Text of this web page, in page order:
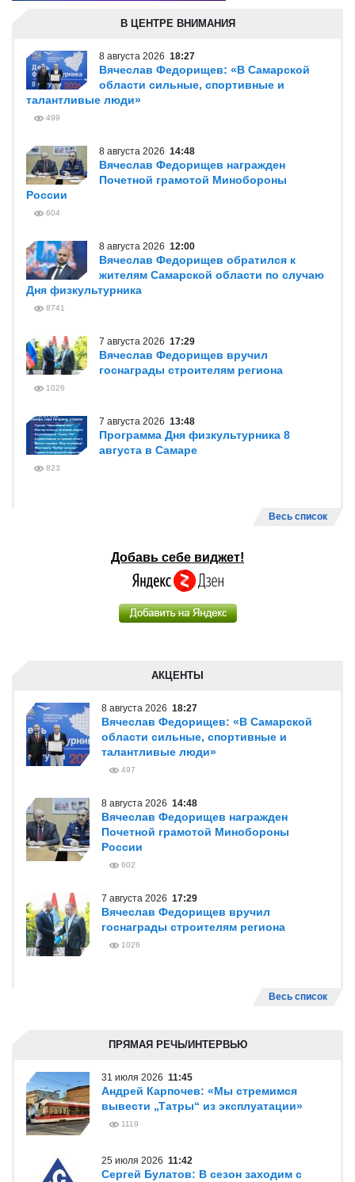
В ЦЕНТРЕ ВНИМАНИЯ
8 августа 2026 18:27
Вячеслав Федорищев: «В Самарской
области сильные, спортивные и
талантливые люди»
499
8 августа 2026 14:48
Вячеслав Федорищев награжден
Почетной грамотой Минобороны
России
604
8 августа 2026 12:00
Вячеслав Федорищев обратился к
жителям Самарской области по случаю
Дня физкультурника
8741
7 августа 2026 17:29
Вячеслав Федорищев вручил
госнаграды строителям региона
1026
7 августа 2026 13:48
Программа Дня физкультурника 8
августа в Самаре
823
Весь список
Добавь себе виджет!
АКЦЕНТЫ
8 августа 2026 18:27
Вячеслав Федорищев: «В Самарской
области сильные, спортивные и
талантливые люди»
497
8 августа 2026 14:48
Вячеслав Федорищев награжден
Почетной грамотой Минобороны
России
602
7 августа 2026 17:29
Вячеслав Федорищев вручил
госнаграды строителям региона
1026
Весь список
ПРЯМАЯ РЕЧЬ/ИНТЕРВЬЮ
31 июля 2026 11:45
Андрей Карпочев: «Мы стремимся
вывести „Татры“ из эксплуатации»
1119
25 июля 2026 11:42
Сергей Булатов: В сезон заходим с